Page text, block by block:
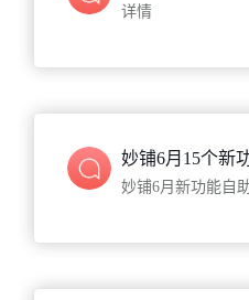
详情
妙铺6月15个新